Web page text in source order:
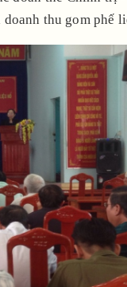
thu gom phế